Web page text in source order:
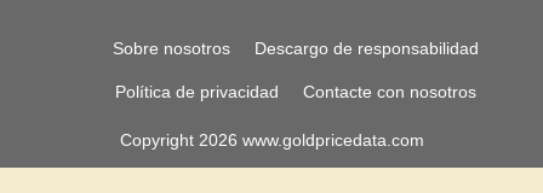
Sobre nosotros Descargo de responsabilidad
Política de privacidad Contacte con nosotros
Copyright 2026 www.goldpricedata.com